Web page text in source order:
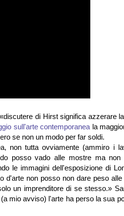
di Hirst significa azzerare
sull'arte contemporanea la
se non un modo per far soldi.
non tutta ovviamente (ammiro i
posso vado alle mostre ma non
le immagini dell'esposizione di
d'arte non posso non dare peso alle
un imprenditore di se stesso.»
mio avviso) l'arte ha perso la sua